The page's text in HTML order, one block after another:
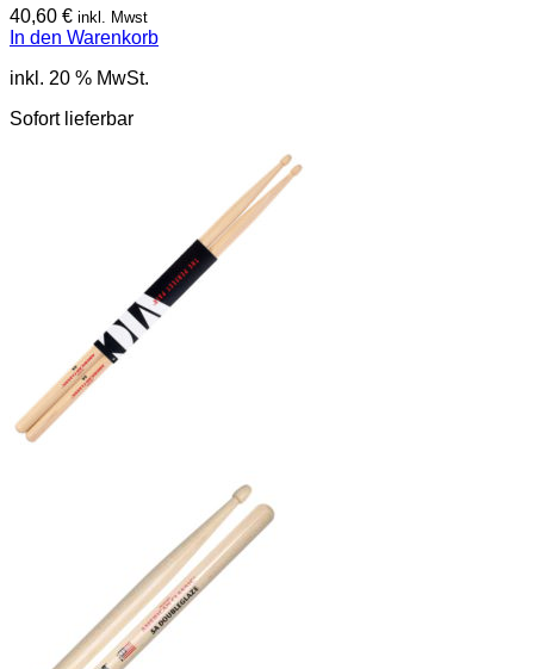
40,60 € inkl. Mwst
In den Warenkorb
inkl. 20 % MwSt.
Sofort lieferbar